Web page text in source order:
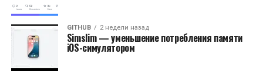
GITHUB 2 недели назад
Simslim — уменьшение потребления памяти
iOS-симулятором